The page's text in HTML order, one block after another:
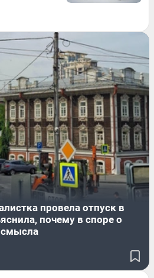
провела отпуск в
почему в споре о
смысла